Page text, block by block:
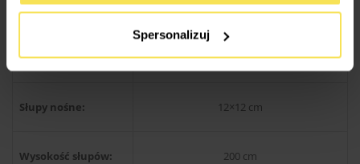
Spersonalizuj
dachu:
22 stopnie
Słupy nośne: 12×12 cm
Wysokość słupów: 200 cm